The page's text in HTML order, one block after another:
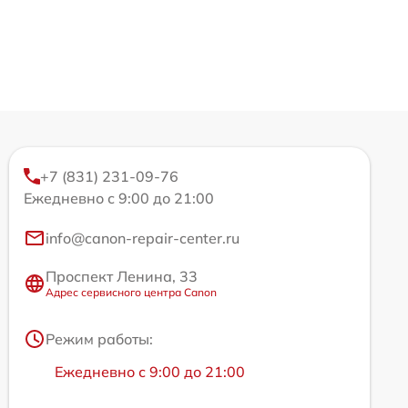
+7 (831) 231-09-76
Ежедневно с 9:00 до 21:00
info@canon-repair-center.ru
Проспект Ленина, 33
Адрес сервисного центра Canon
Режим работы:
Ежедневно с 9:00 до 21:00